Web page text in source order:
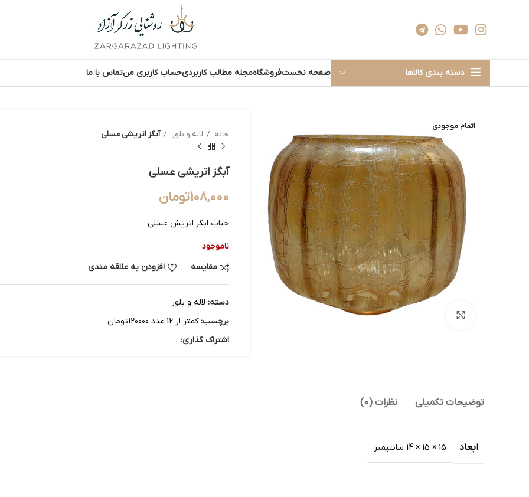
دسته بندی کالاها صفحه نخستفروشگاهمجله مطالب کاربردیحساب کاربری منتماس با ما
اتمام موجودی
خانه لاله و بلور آبگز اتریشی عسلی
آبگز اتریشی عسلی
108,000تومان
حباب ابگز اتریش عسلی
ناموجود
مقایسه
افزودن به علاقه مندی
دسته: لاله و بلور
برچسب: کمتر از 12 عدد 120000تومان
اشتراک گذاری:
توضیحات تکمیلی نظرات (0)
ابعاد 15 × 15 × 14 سانتیمتر